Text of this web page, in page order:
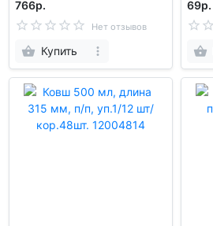
766р.
Нет отзывов
Купить
69р.